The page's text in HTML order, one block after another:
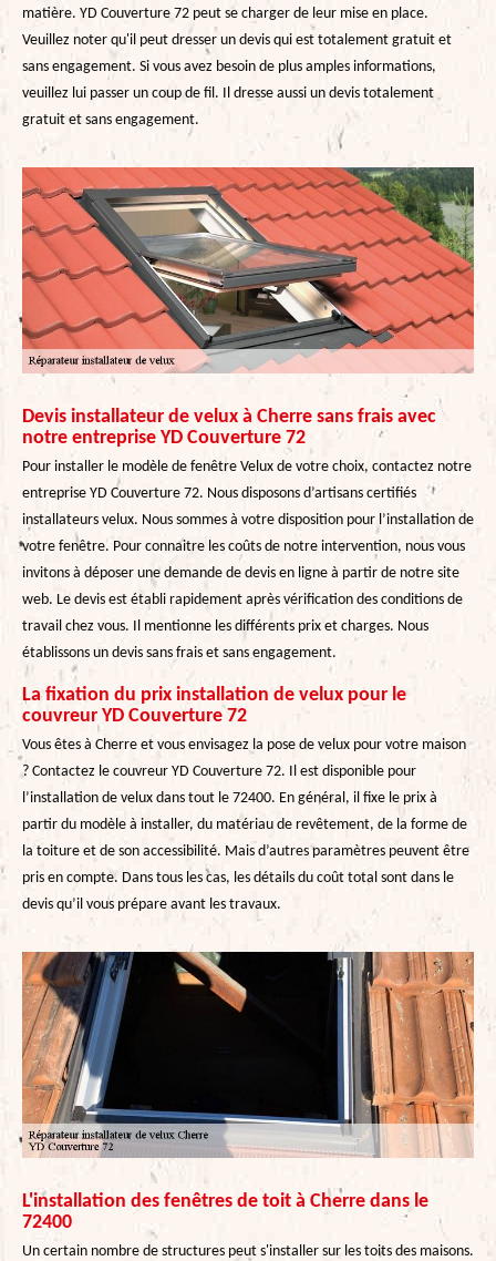
matière. YD Couverture 72 peut se charger de leur mise en place.
Veuillez noter qu'il peut dresser un devis qui est totalement gratuit et
sans engagement. Si vous avez besoin de plus amples informations,
veuillez lui passer un coup de fil. Il dresse aussi un devis totalement
gratuit et sans engagement.
Devis installateur de velux à Cherre sans frais avec
notre entreprise YD Couverture 72
Pour installer le modèle de fenêtre Velux de votre choix, contactez notre
entreprise YD Couverture 72. Nous disposons d’artisans certifiés
installateurs velux. Nous sommes à votre disposition pour l’installation de
votre fenêtre. Pour connaitre les coûts de notre intervention, nous vous
invitons à déposer une demande de devis en ligne à partir de notre site
web. Le devis est établi rapidement après vérification des conditions de
travail chez vous. Il mentionne les différents prix et charges. Nous
établissons un devis sans frais et sans engagement.
La fixation du prix installation de velux pour le
couvreur YD Couverture 72
Vous êtes à Cherre et vous envisagez la pose de velux pour votre maison
? Contactez le couvreur YD Couverture 72. Il est disponible pour
l’installation de velux dans tout le 72400. En général, il fixe le prix à
partir du modèle à installer, du matériau de revêtement, de la forme de
la toiture et de son accessibilité. Mais d’autres paramètres peuvent être
pris en compte. Dans tous les cas, les détails du coût total sont dans le
devis qu’il vous prépare avant les travaux.
L'installation des fenêtres de toit à Cherre dans le
72400
Un certain nombre de structures peut s'installer sur les toits des maisons.